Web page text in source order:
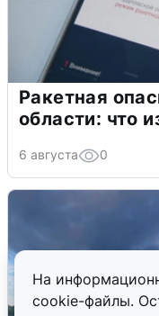
На
cookie-файлы.
Ракетная
области: что
6 августа 0